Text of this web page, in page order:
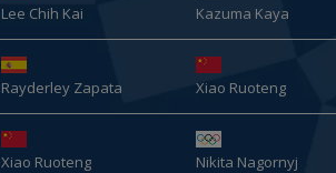
Lee Chih Kai Kazuma Kaya
Rayderley Zapata Xiao Ruoteng
Xiao Ruoteng Nikita Nagornyj